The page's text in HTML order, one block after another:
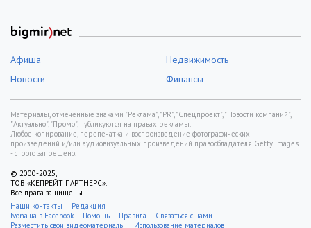
Афиша
Недвижимость
Новости
Финансы
Материалы, отмеченные знаками "Реклама", "PR", "Спецпроект", "Новости компаний",
"Актуально", "Промо", публикуются на правах рекламы.
Любое копирование, перепечатка и воспроизведение фотографических
произведений и/или аудиовизуальных произведений правообладателя Getty Images
- строго запрещено.
© 2000-2025,
ТОВ «КЕПРЕЙТ ПАРТНЕРС».
Все права защищены.
Наши контакты
Редакция
Ivona.ua в Facebook
Помощь Правила
Связаться с нами
Разместить свои видеоматериалы
Использование материалов